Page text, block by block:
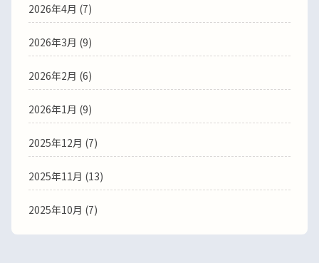
2026年4月 (7)
2026年3月 (9)
2026年2月 (6)
2026年1月 (9)
2025年12月 (7)
2025年11月 (13)
2025年10月 (7)